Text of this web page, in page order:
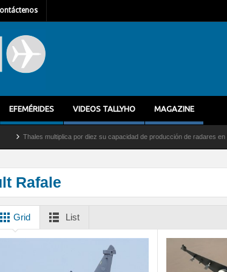
EFEMÉRIDES VIDEOS TALLYHO MAGAZINE
multiplica por diez su capacidad de producción de radares en Brasil
Rafale
Grid List